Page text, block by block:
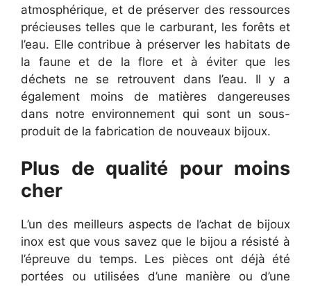
atmosphérique, et de préserver des ressources
précieuses telles que le carburant, les forêts et
l’eau. Elle contribue à préserver les habitats de
la faune et de la flore et à éviter que les
déchets ne se retrouvent dans l’eau. Il y a
également moins de matières dangereuses
dans notre environnement qui sont un sous-
produit de la fabrication de nouveaux bijoux.
Plus de qualité pour moins
cher
L’un des meilleurs aspects de l’achat de bijoux
inox est que vous savez que le bijou a résisté à
l’épreuve du temps. Les pièces ont déjà été
portées ou utilisées d’une manière ou d’une